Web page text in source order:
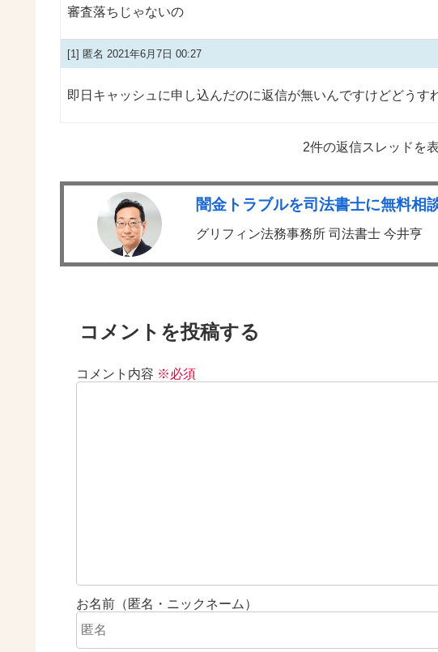
審査落ちじゃないの
[1] 匿名 2021年6月7日 00:27
即日キャッシュに申し込んだのに返信が無いんですけどどうす
2件の返信スレッドを
闇金トラブルを司法書士に無料相
グリフィン法務事務所 司法書士 今井亨
コメントを投稿する
コメント内容 ※必須
お名前（匿名・ニックネーム）